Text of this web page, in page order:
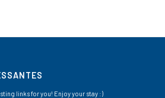
links for you! Enjoy your stay :)